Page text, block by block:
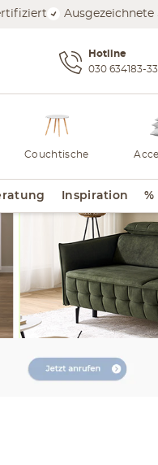
Ausgezeichnete
Hotline
030 634183-
Couchtische
Inspiration %